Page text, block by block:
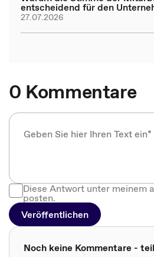
entscheidend für den
27.07.2026
0 Kommentare
Diese Antwort unter meinem
posten.
Veröffentlichen
Noch keine Kommentare -